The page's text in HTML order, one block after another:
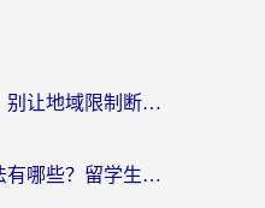
在国外怎么用网易云？别让地域限制断了你的中文歌单——附听书社交定位解决方案
酷狗海外限制解决办法有哪些？留学生亲测有效的回国加速指南